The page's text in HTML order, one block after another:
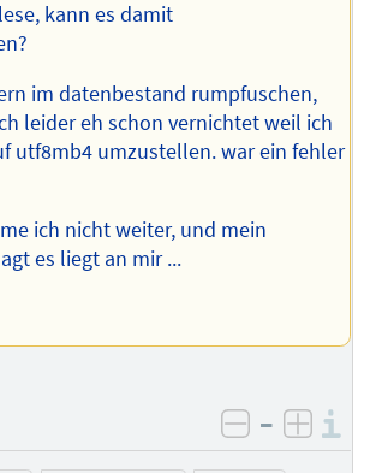
kann es damit
im datenbestand rumpfuschen,
leider eh schon vernichtet weil ich
utf8mb4 umzustellen. war ein fehler
ich nicht weiter, und mein
es liegt an mir ...
negativ
–